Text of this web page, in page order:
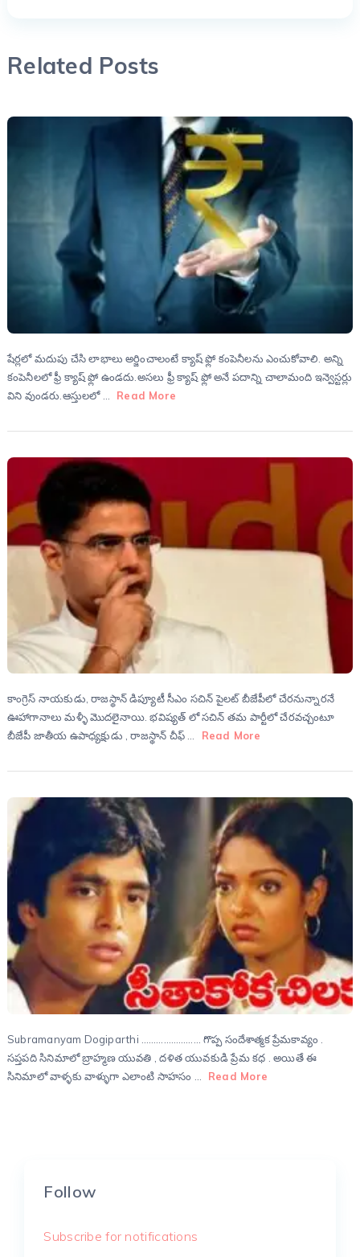
Related Posts
షేర్లలో మదుపు చేసి లాభాలు అర్జించాలంటే క్యాష్ ఫ్లో కంపెనీలను ఎంచుకోవాలి. అన్ని
కంపెనీలలో ఫ్రీ క్యాష్ ఫ్లో ఉండదు.అసలు ఫ్రీ క్యాష్ ఫ్లో అనే పదాన్ని చాలామంది ఇన్వెస్టర్లు
విని వుండరు.ఆస్తులలో …
Read More
కాంగ్రెస్ నాయకుడు, రాజస్థాన్ డిప్యూటీ సీఎం సచిన్ పైలట్ బీజేపీలో చేరనున్నారనే
ఊహాగానాలు మళ్ళీ మొదలైనాయి. భవిష్యత్ లో సచిన్ తమ పార్టీలో చేరవచ్చంటూ
బీజేపీ జాతీయ ఉపాధ్యక్షుడు , రాజస్థాన్ చీఫ్ …
Read More
Subramanyam Dogiparthi …………………… గొప్ప సందేశాత్మక ప్రేమకావ్యం .
సప్తపది సినిమాలో బ్రాహ్మణ యువతి , దళిత యువకుడి ప్రేమ కధ . అయితే ఈ
సినిమాలో వాళ్ళకు వాళ్ళుగా ఎలాంటి సాహసం …
Read More
Follow
Subscribe for notifications